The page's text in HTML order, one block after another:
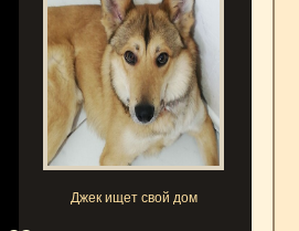
Джек ищет свой дом